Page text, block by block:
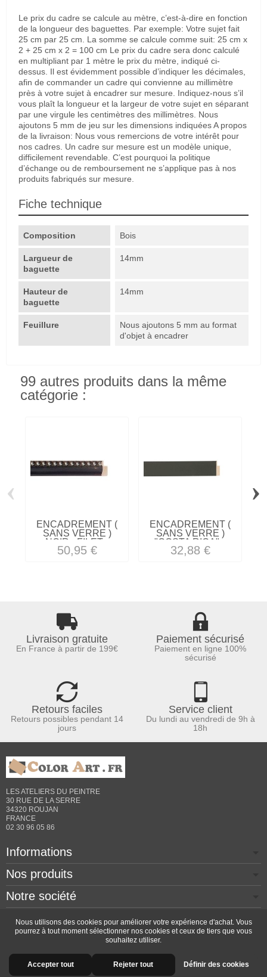
Le prix du cadre se calcule au mètre, c’est-à-dire en fonction
de la longueur des baguettes. Par exemple: Votre sujet fait
25 cm par 25 cm. La somme se calcule comme suit: 25 cm x
2 + 25 cm x 2 = 100 cm Le prix du cadre sera donc calculé
en multipliant par 1 mètre le prix du mètre, indiqué ci-
dessus. Il est évidemment possible d’indiquer les décimales,
afin de commander un cadre qui convienne au millimètre
près à votre sujet à encadrer sur mesure. Indiquez-nous s’il
vous plaît la longueur et la largeur de votre sujet en séparant
par une virgule les centimètres des millimètres. Nous
ajoutons 5 mm de jeu sur les dimensions indiquées A propos
de la livraison: Nous vous remercions de votre intérêt pour
nos cadres. Un cadre sur mesure est un modèle unique,
difficilement revendable. C’est pourquoi la politique
d’échange ou de remboursement ne s’applique pas à nos
produits fabriqués sur mesure.
Fiche technique
Composition Bois
Largueur de
baguette
14mm
Hauteur de
baguette
14mm
Feuillure
Nous ajoutons 5 mm au format
d'objet à encadrer
99 autres produits dans la même
catégorie :
ENCADREMENT (
SANS VERRE )
NOIR - FILET...
50,95 €
ENCADREMENT (
SANS VERRE )
"COSTA RICA"...
32,88 €
‹ ›
Livraison gratuite
En France à partir de 199€
Paiement sécurisé
Paiement en ligne 100%
sécurisé
Retours faciles
Retours possibles pendant 14
jours
Service client
Du lundi au vendredi de 9h à
18h
LES ATELIERS DU PEINTRE
30 RUE DE LA SERRE
34320 ROUJAN
FRANCE
02 30 96 05 86
Informations
Nos produits
Notre société
Contactez-nous
Copyright © 2026 - Design by Prestacrea
- Ecommerce
software byPrestaShop™
Nous utilisons des cookies pour améliorer votre expérience d'achat. Vous
pourrez à tout moment sélectionner nos cookies et ceux de tiers que vous
souhaitez utiliser.
Accepter tout Rejeter tout Définir des cookies